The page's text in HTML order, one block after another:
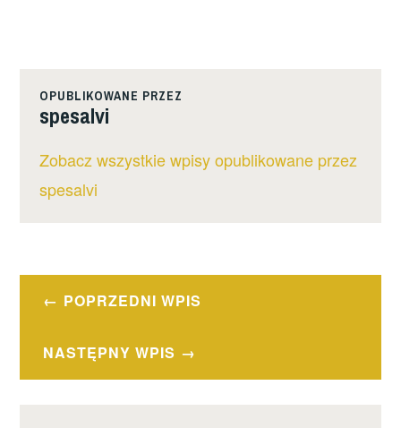
OPUBLIKOWANE PRZEZ
spesalvi
Zobacz wszystkie wpisy opublikowane przez
spesalvi
Nawigacja
POPRZEDNI WPIS
NASTĘPNY WPIS